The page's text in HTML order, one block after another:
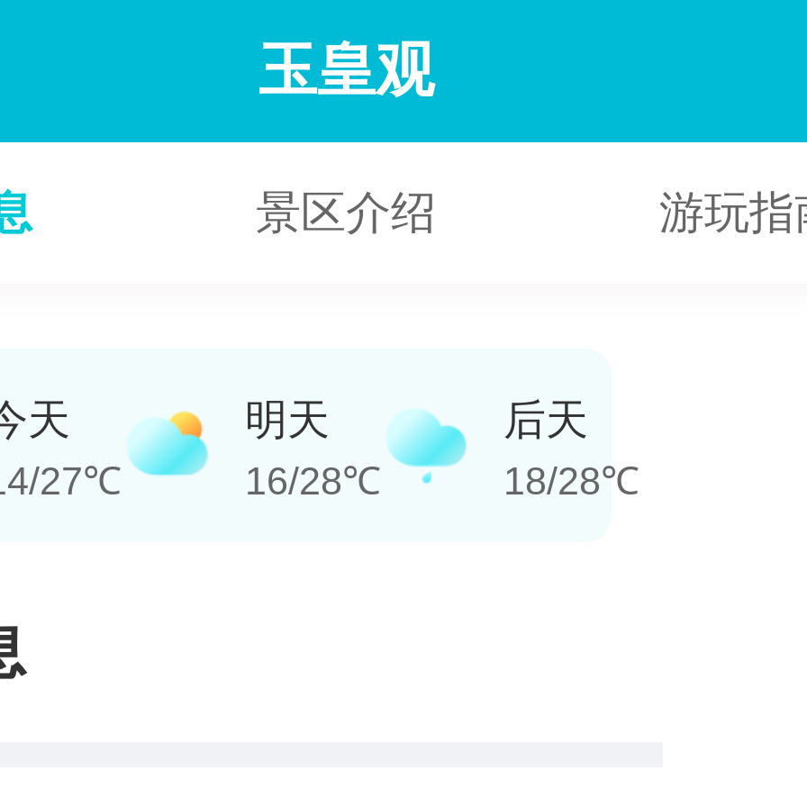
玉皇观
景区介绍 游玩指
天
27℃
明天
16/28℃
后天
18/28℃